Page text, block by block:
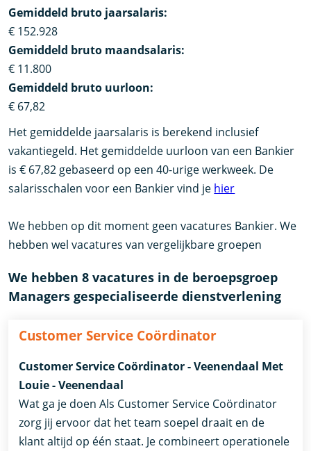
Gemiddeld bruto jaarsalaris:
€ 152.928
Gemiddeld bruto maandsalaris:
€ 11.800
Gemiddeld bruto uurloon:
€ 67,82
Het gemiddelde jaarsalaris is berekend inclusief
vakantiegeld. Het gemiddelde uurloon van een Bankier
is € 67,82 gebaseerd op een 40-urige werkweek. De
salarisschalen voor een Bankier vind je hier
We hebben op dit moment geen vacatures Bankier. We
hebben wel vacatures van vergelijkbare groepen
We hebben 8 vacatures in de beroepsgroep
Managers gespecialiseerde dienstverlening
Customer Service Coördinator
Customer Service Coördinator - Veenendaal Met
Louie - Veenendaal
Wat ga je doen Als Customer Service Coördinator
zorg jij ervoor dat het team soepel draait en de
klant altijd op één staat. Je combineert operationele